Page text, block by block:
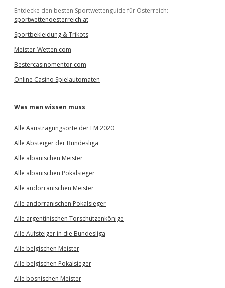
Entdecke den besten Sportwettenguide für Österreich:
sportwettenoesterreich.at
Sportbekleidung & Trikots
Meister-Wetten.com
Bestercasinomentor.com
Online Casino Spielautomaten
Was man wissen muss
Alle Aaustragungsorte der EM 2020
Alle Absteiger der Bundesliga
Alle albanischen Meister
Alle albanischen Pokalsieger
Alle andorranischen Meister
Alle andorranischen Pokalsieger
Alle argentinischen Torschützenkönige
Alle Aufsteiger in die Bundesliga
Alle belgischen Meister
Alle belgischen Pokalsieger
Alle bosnischen Meister